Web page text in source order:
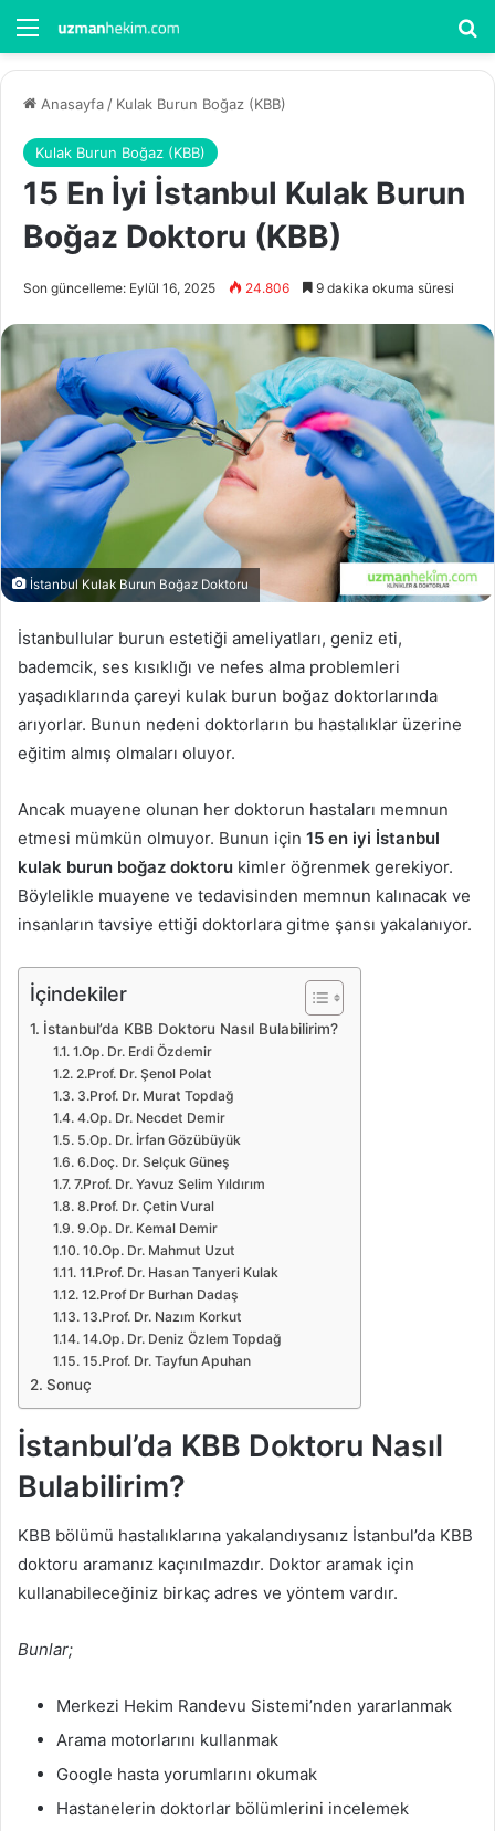
Menü
Anasayfa / Kulak Burun Boğaz (KBB)
Kulak Burun Boğaz (KBB)
15 En İyi İstanbul Kulak Burun
Boğaz Doktoru (KBB)
Son güncelleme: Eylül 16, 2025 24.806 9 dakika okuma süresi
İstanbul Kulak Burun Boğaz Doktoru
İstanbullular burun estetiği ameliyatları, geniz eti,
bademcik, ses kısıklığı ve nefes alma problemleri
yaşadıklarında çareyi kulak burun boğaz doktorlarında
arıyorlar. Bunun nedeni doktorların bu hastalıklar üzerine
eğitim almış olmaları oluyor.
Ancak muayene olunan her doktorun hastaları memnun
etmesi mümkün olmuyor. Bunun için 15 en iyi İstanbul
kulak burun boğaz doktoru kimler öğrenmek gerekiyor.
Böylelikle muayene ve tedavisinden memnun kalınacak ve
insanların tavsiye ettiği doktorlara gitme şansı yakalanıyor.
İçindekiler
İstanbul’da KBB Doktoru Nasıl Bulabilirim?
1.Op. Dr. Erdi Özdemir
2.Prof. Dr. Şenol Polat
3.Prof. Dr. Murat Topdağ
4.Op. Dr. Necdet Demir
5.Op. Dr. İrfan Gözübüyük
6.Doç. Dr. Selçuk Güneş
7.Prof. Dr. Yavuz Selim Yıldırım
8.Prof. Dr. Çetin Vural
9.Op. Dr. Kemal Demir
10.Op. Dr. Mahmut Uzut
11.Prof. Dr. Hasan Tanyeri Kulak
12.Prof Dr Burhan Dadaş
13.Prof. Dr. Nazım Korkut
14.Op. Dr. Deniz Özlem Topdağ
15.Prof. Dr. Tayfun Apuhan
Sonuç
İstanbul’da KBB Doktoru Nasıl
Bulabilirim?
KBB bölümü hastalıklarına yakalandıysanız İstanbul’da KBB
doktoru aramanız kaçınılmazdır. Doktor aramak için
kullanabileceğiniz birkaç adres ve yöntem vardır.
Bunlar;
Merkezi Hekim Randevu Sistemi’nden yararlanmak
Arama motorlarını kullanmak
Google hasta yorumlarını okumak
Hastanelerin doktorlar bölümlerini incelemek